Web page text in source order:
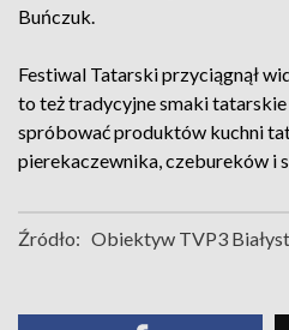
Buńczuk.
Festiwal Tatarski przyciągnął
to też tradycyjne smaki tatarskie
spróbować produktów kuchni
pierekaczewnika, czebureków i
Źródło: Obiektyw TVP3